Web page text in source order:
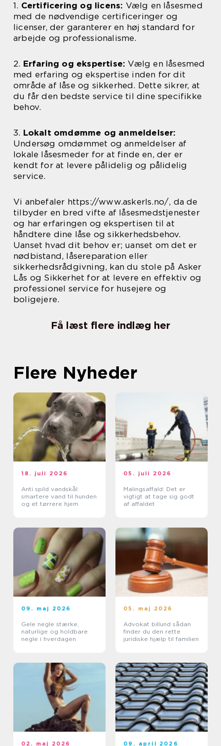
1. Certificering og licens: Vælg en låsesmed
med de nødvendige certificeringer og
licenser, der garanterer en høj standard for
arbejde og professionalisme.
2. Erfaring og ekspertise: Vælg en låsesmed
med erfaring og ekspertise inden for dit
område af låse og sikkerhed. Dette sikrer, at
du får den bedste service til dine specifikke
behov.
3. Lokalt omdømme og anmeldelser:
Undersøg omdømmet og anmeldelser af
lokale låsesmeder for at finde en, der er
kendt for at levere pålidelig og pålidelig
service.
Vi anbefaler https://www.askerls.no/, da de
tilbyder en bred vifte af låsesmedstjenester
og har erfaringen og ekspertisen til at
håndtere dine låse og sikkerhedsbehov.
Uanset hvad dit behov er; uanset om det er
nødbistand, låsereparation eller
sikkerhedsrådgivning, kan du stole på Asker
Lås og Sikkerhet for at levere en effektiv og
professionel service for husejere og
boligejere.
Få læst flere indlæg her
Flere Nyheder
18. juli 2026
Anti spild vandskål:
smartere vand til hunden
og et tørrere hjem
05. juli 2026
Malingsaffald: Det er
vigtigt at tage sig godt
af affaldet
09. maj 2026
Gele negle stærke,
naturlige og holdbare
negle i hverdagen
05. maj 2026
Advokat billund sådan
finder du den rette
juridiske hjælp til familien
02. maj 2026 09. april 2026